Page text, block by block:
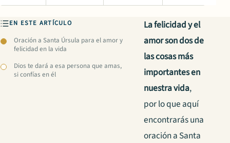
EN ESTE ARTÍCULO
Oración a Santa Úrsula para el amor y
felicidad en la vida
Dios te dará a esa persona que amas,
si confías en él
La felicidad y el
amor son dos de
las cosas más
importantes en
nuestra vida,
por lo que aquí
encontrarás una
oración a Santa